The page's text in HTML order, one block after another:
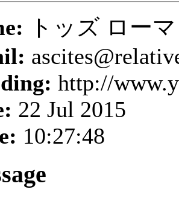
トッズ ロー
http://
22 Jul 2015
10:27:48